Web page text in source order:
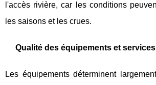
l'accès rivière, car les conditions
les saisons et les crues.
Qualité des équipements et services
Les équipements déterminent